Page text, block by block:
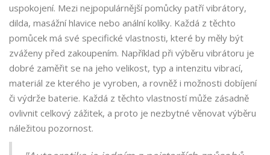
uspokojení. Mezi nejpopulárnější pomůcky patří vibrátory,
dilda, masážní hlavice nebo anální kolíky. Každá z těchto
pomůcek má své specifické vlastnosti, které by měly být
zváženy před zakoupením. Například při výběru vibrátoru je
dobré zaměřit se na jeho velikost, typ a intenzitu vibrací,
materiál ze kterého je vyroben, a rovněž i možnosti dobíjení
či výdrže baterie. Každá z těchto vlastností může zásadně
ovlivnit celkový zážitek, a proto je nezbytné věnovat výběru
náležitou pozornost.